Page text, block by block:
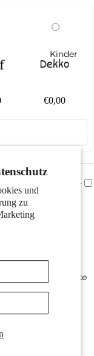
und
zu
Kinder
Geschenke
€0,00
+ CHF 5.-